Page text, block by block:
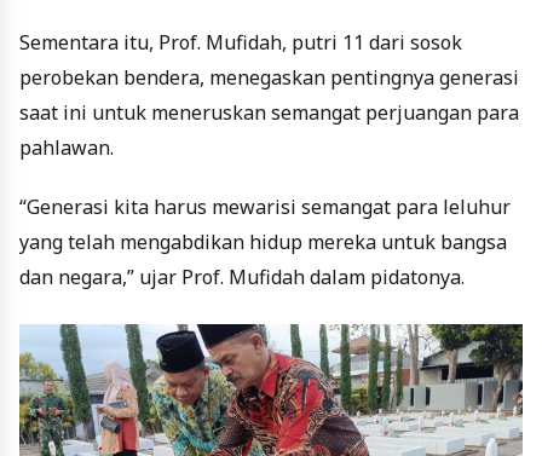
Sementara itu, Prof. Mufidah, putri 11 dari sosok
perobekan bendera, menegaskan pentingnya generasi
saat ini untuk meneruskan semangat perjuangan para
pahlawan.
“Generasi kita harus mewarisi semangat para leluhur
yang telah mengabdikan hidup mereka untuk bangsa
dan negara,” ujar Prof. Mufidah dalam pidatonya.